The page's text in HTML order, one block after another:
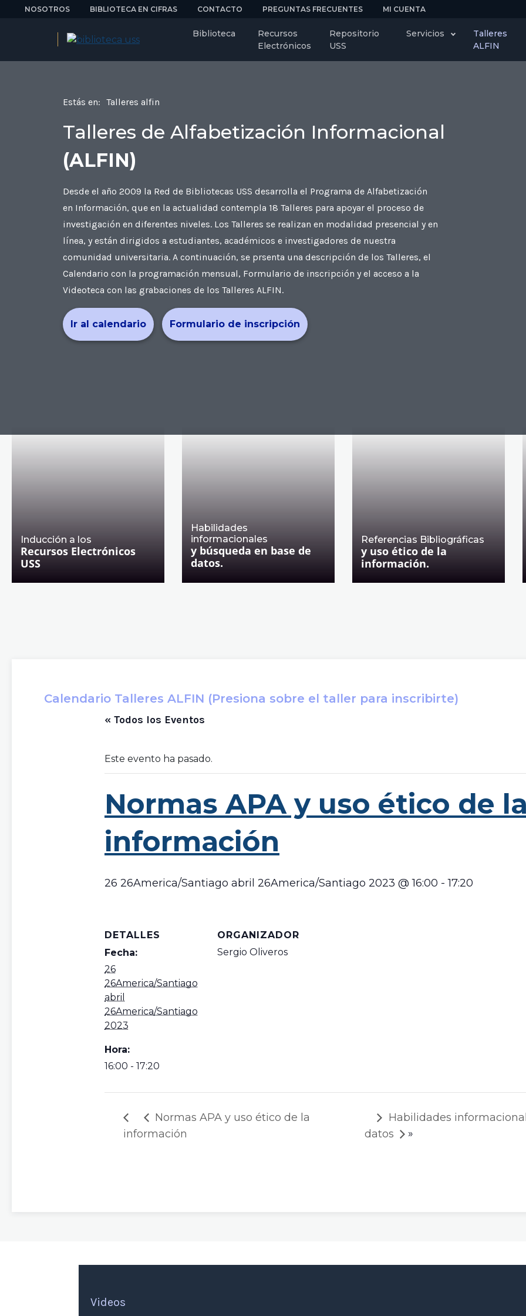
NOSOTROS BIBLIOTECA EN CIFRAS CONTACTO PREGUNTAS FRECUENTES MI CUENTA
Biblioteca
Recursos
Electrónicos
Repositorio
USS
Servicios
Talleres
ALFIN
Estás en: Talleres alfin
Talleres de Alfabetización Informacional
(ALFIN)
Desde el año 2009 la Red de Bibliotecas USS desarrolla el Programa de Alfabetización
en Información, que en la actualidad contempla 18 Talleres para apoyar el proceso de
investigación en diferentes niveles. Los Talleres se realizan en modalidad presencial y en
línea, y están dirigidos a estudiantes, académicos e investigadores de nuestra
comunidad universitaria. A continuación, se prsenta una descripción de los Talleres, el
Calendario con la programación mensual, Formulario de inscripción y el acceso a la
Videoteca con las grabaciones de los Talleres ALFIN.
Ir al calendario Formulario de inscripción
Inducción a los
Recursos Electrónicos
USS
Habilidades
informacionales
y búsqueda en base de
datos.
Referencias Bibliográficas
y uso ético de la
información.
Calendario Talleres ALFIN (Presiona sobre el taller para inscribirte)
« Todos los Eventos
Este evento ha pasado.
Normas APA y uso ético de la
información
26 26America/Santiago abril 26America/Santiago 2023 @ 16:00 -17:20
DETALLES
Fecha:
26
26America/Santiago
abril
26America/Santiago
2023
Hora:
16:00 - 17:20
ORGANIZADOR
Sergio Oliveros
Normas APA y uso ético de la
información
Habilidades
datos
»
Videos